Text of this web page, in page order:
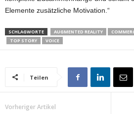
Elemente zusätzliche Motivation.“
SCHLAGWORTE AUGMENTED REALITY
TOP STORY
VOICE
Teilen
Vorheriger Artikel